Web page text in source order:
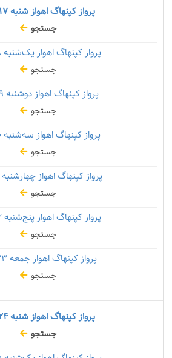
پرواز کپنهاگ اهواز شنبه۱۷ مرداد
جستجو
پرواز کپنهاگ اهواز یک‌شنبه
جستجو
پرواز کپنهاگ اهواز دوشنبه
جستجو
پرواز کپنهاگ اهواز سه‌شنبه۲۰ مرداد
جستجو
پرواز کپنهاگ اهواز چهارشنبه
جستجو
پرواز کپنهاگ اهواز پنج‌شنبه
جستجو
پرواز کپنهاگ اهواز جمعه
جستجو
پرواز کپنهاگ اهواز شنبه
جستجو